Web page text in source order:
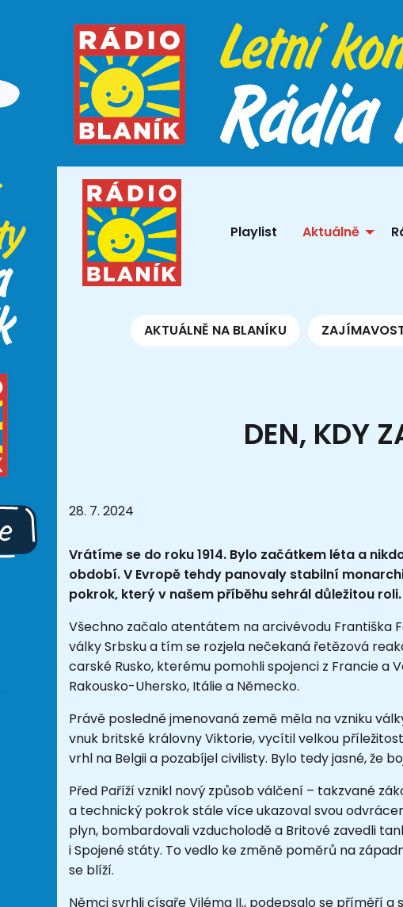
Playlist Aktuálně
AKTUÁLNĚ NA BLANÍKU
DEN, KDY
28. 7. 2024
Vrátíme se do roku 1914. Bylo začátkem léta a
období. V Evropě tehdy panovaly stabilní
pokrok, který v našem příběhu sehrál důležitou roli.
Všechno začalo atentátem na arcivévodu Františka
války Srbsku a tím se rozjela nečekaná řetězová
carské Rusko, kterému pomohli spojenci z Francie a
Rakousko-Uhersko, Itálie a Německo.
Právě posledně jmenovaná země měla na vzniku
vnuk britské královny Viktorie, vycítil velkou
vrhl na Belgii a pozabíjel civilisty. Bylo tedy jasné, že
Před Paříží vznikl nový způsob válčení – takzvané
a technický pokrok stále více ukazoval svou
plyn, bombardovali vzducholodě a Britové zavedli
i Spojené státy. To vedlo ke změně poměrů na
se blíží.
Němci svrhli císaře Viléma II., podepsalo se příměří a